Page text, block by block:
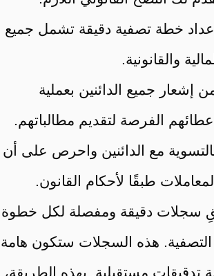
خطة تصفية دقيقة تشمل جميع
والقانونية.
إشعار جميع الدائنين بعملية
الفرصة لتقديم مطالباتهم.
مع الدائنين واحرص على أن
طبقًا لأحكام القانون.
سجلات دقيقة ومفصلة لكل خطوة
هذه السجلات ستكون هامة
تدقيقات مستقبلية. بهذه الطريقة،